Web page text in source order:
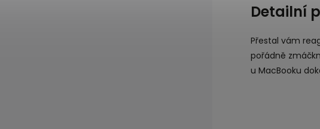
Detailní
Přestal vám
pořádně
u MacBooku